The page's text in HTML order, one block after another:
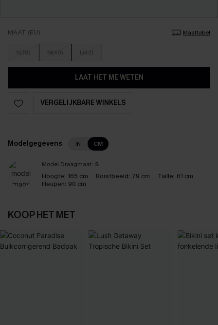
MAAT (EU) Maattabel
S(38) M(40) L(42)
LAAT HET ME WETEN
VERGELIJKBARE WINKELS
Modelgegevens IN CM
Model Draagmaat: S
Hoogte: 165 cm Borstbeeld: 79 cm Taille: 61 cm
Heupen: 90 cm
KOOP HET MET